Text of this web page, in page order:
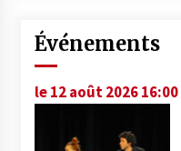
Événements
le 12 août 2026 16:00